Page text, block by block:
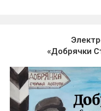
«Добрячки